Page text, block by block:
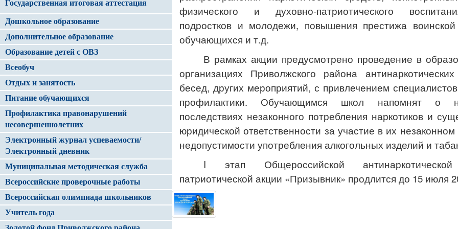
Государственная итоговая аттестация
Дошкольное образование
Дополнительное образование
Образование детей с ОВЗ
Всеобуч
Отдых и занятость
Питание обучающихся
Профилактика правонарушений
несовершеннолетних
Электронный журнал успеваемости/
Электронный дневник
Муниципальная методическая служба
Всероссийские проверочные работы
Всероссийская олимпиада школьников
Учитель года
физического и духовно-патриотического
подростков и молодежи, повышения престижа
обучающихся и т.д.
В рамках акции предусмотрено проведение в
организациях Приволжского района
бесед, других мероприятий, с привлечением
профилактики. Обучающимся школ напомнят о
последствиях незаконного потребления наркотиков и
юридической ответственности за участие в их
недопустимости употребления алкогольных изделий и
I
этап Общероссийской
патриотической акции «Призывник» продлится до 15 июля